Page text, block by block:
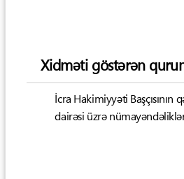
Xidməti göstərən
İcra Hakimiyyəti Başçısının
dairəsi üzrə